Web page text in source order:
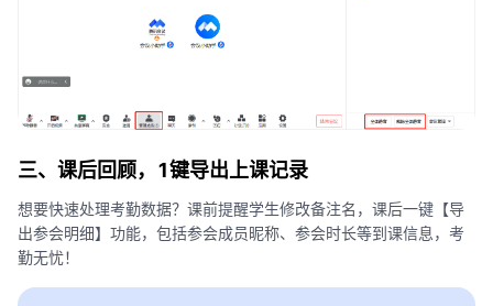
三、课后回顾，1键导出上课记录
想要快速处理考勤数据？课前提醒学生修改备注名，课后一键【导
出参会明细】功能，包括参会成员昵称、参会时长等到课信息，考
勤无忧！